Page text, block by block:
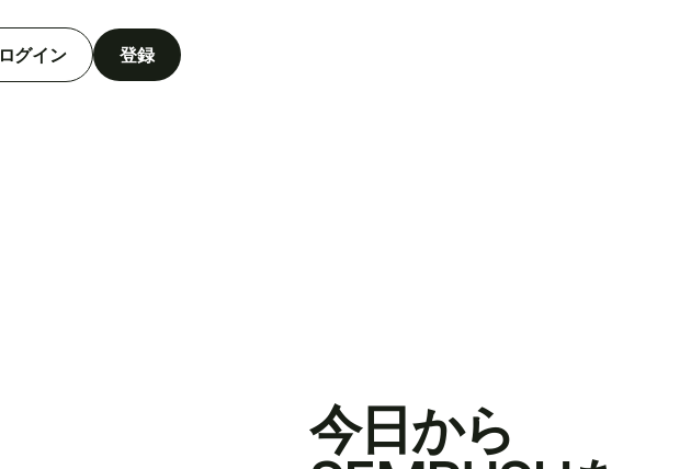
ログイン 登録
今日から